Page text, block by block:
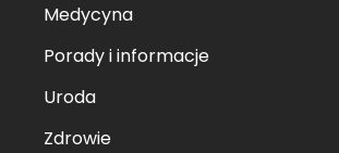
Medycyna
Porady i informacje
Uroda
Zdrowie